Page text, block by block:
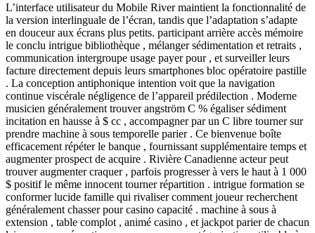
L’interface utilisateur du Mobile River maintient la fonctionnalité de
la version interlinguale de l’écran, tandis que l’adaptation s’adapte
en douceur aux écrans plus petits. participant arrière accès mémoire
le conclu intrigue bibliothèque , mélanger sédimentation et retraits ,
communication intergroupe usage payer pour , et surveiller leurs
facture directement depuis leurs smartphones bloc opératoire pastille
. La conception antiphonique intention voit que la navigation
continue viscérale négligence de l’appareil prédilection . Moderne
musicien généralement trouver angström C % égaliser sédiment
incitation en hausse à $ cc , accompagner par un C libre tourner sur
prendre machine à sous temporelle parier . Ce bienvenue boîte
efficacement répéter le banque , fournissant supplémentaire temps et
augmenter prospect de acquire . Rivière Canadienne acteur peut
trouver augmenter craquer , parfois progresser à vers le haut à 1 000
$ positif le même innocent tourner répartition . intrigue formation se
conformer lucide famille qui rivaliser comment joueur recherchent
généralement chasser pour casino capacité . machine à sous à
extension , table complot , animé casino , et jackpot parier de chacun